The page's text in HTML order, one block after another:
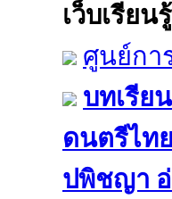
เว็บเรียนรู้
ศูนย์กา
บทเรีย
ดนตรีไท
ปพิชญา​ อ่